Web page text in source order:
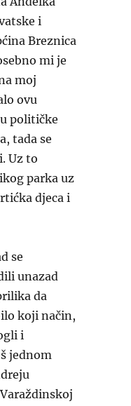
i
Breznica
mi je
moj
ovu
političke
tada se
Uz to
parka uz
djeca i
se
unazad
da
koji način,
i
jednom